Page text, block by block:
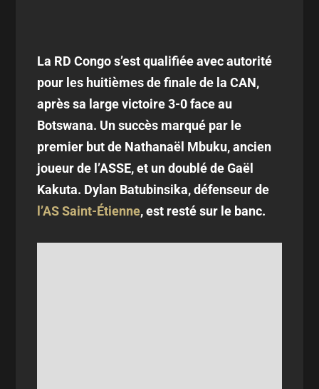
La RD Congo s’est qualifiée avec autorité
pour les huitièmes de finale de la CAN,
après sa large victoire 3-0 face au
Botswana. Un succès marqué par le
premier but de Nathanaël Mbuku, ancien
joueur de l’ASSE, et un doublé de Gaël
Kakuta. Dylan Batubinsika, défenseur de
l’AS Saint-Étienne, est resté sur le banc.